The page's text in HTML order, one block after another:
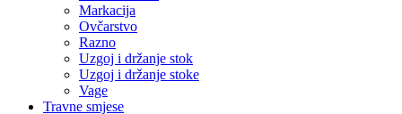
Markacija
Ovčarstvo
Razno
Uzgoj i držanje stok
Uzgoj i držanje stoke
Vage
Travne smjese